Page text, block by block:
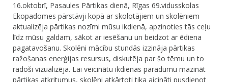
16.oktobrī, Pasaules Pārtikas dienā, Rīgas 69.vidusskolas
Ekopadomes pārstāvji kopā ar skolotājiem un skolēniem
aktualizēja pārtikas nozīmi mūsu ikdienā, apzinoties tās ceļu
līdz mūsu galdam, sākot ar iesēšanu un beidzot ar ēdiena
pagatavošanu. Skolēni mācību stundās izzināja pārtikas
ražošanas enerģijas resursus, diskutēja par šo tēmu un to
radoši vizualizēja. Lai veicinātu ikdienas paradumu mazināt
pārtikas atkritumus, skolēni atkārtoti tika aicināti pusdienot